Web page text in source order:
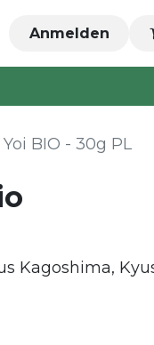
Anmelden
BIO - 30g PL
Kagoshima,